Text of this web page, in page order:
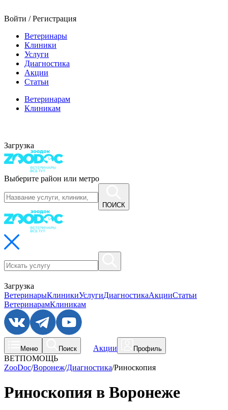
Войти / Регистрация
Ветеринары
Клиники
Услуги
Диагностика
Акции
Статьи
Ветеринарам
Клиникам
Загрузка
Выберите район или метро
ПОИСК
Загрузка
ВетеринарыКлиникиУслугиДиагностикаАкцииСтатьи
ВетеринарамКлиникам
Меню Поиск Акции Профиль
ВЕТПОМОЩЬ
ZooDoc/Воронеж/Диагностика/Риноскопия
Риноскопия в Воронеже